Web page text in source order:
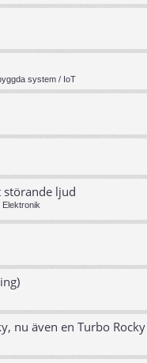
system / IoT
störande ljud
Elektronik
nu även en Turbo Rocky